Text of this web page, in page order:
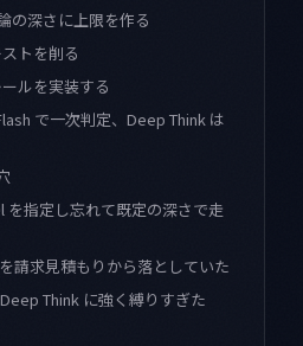
の深さに上限を作る
トを削る
ルを実装する
で一次判定、Deep Think は
を指定し忘れて既定の深さで走
請求見積もりから落としていた
Think に強く縛りすぎた